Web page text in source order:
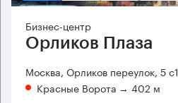
Бизнес-центр
Орликов Плаза
Москва, Орликов переулок, 5 с1
Красные Ворота → 402 м